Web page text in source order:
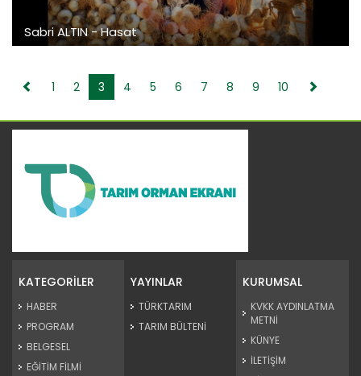
Sabri ALTIN - Hasat
1 2 3 4 5 6 7 8 9 10
KATEGORİLER
HABER
PROGRAM
BELGESEL
EĞİTİM FİLMİ
YAYINLAR
TÜRKTARIM
TARIM BÜLTENİ
KURUMSAL
KVKK AYDINLATMA
METNİ
KÜNYE
İLETİŞİM